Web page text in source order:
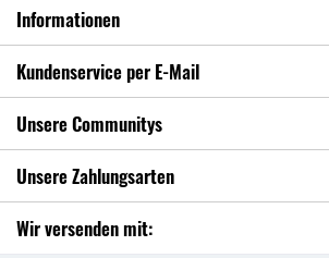
Informationen
Kundenservice per E-Mail
Unsere Communitys
Unsere Zahlungsarten
Wir versenden mit: